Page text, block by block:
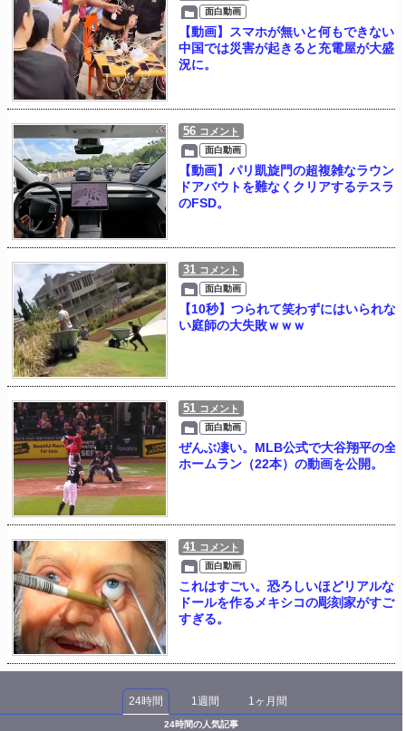
面白動画
【動画】スマホが無いと何もできない
中国では災害が起きると充電屋が大盛
況に。
56 コメント
面白動画
【動画】パリ凱旋門の超複雑なラウン
ドアバウトを難なくクリアするテスラ
のFSD。
31 コメント
面白動画
【10秒】つられて笑わずにはいられな
い庭師の大失敗ｗｗｗ
51 コメント
面白動画
ぜんぶ凄い。MLB公式で大谷翔平の全
ホームラン（22本）の動画を公開。
41 コメント
面白動画
これはすごい。恐ろしいほどリアルな
ドールを作るメキシコの彫刻家がすご
すぎる。
24時間 1週間 1ヶ月間
24時間の人気記事